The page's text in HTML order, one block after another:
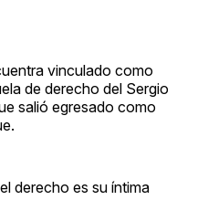
vinculado como
de derecho del Sergio
salió egresado como
derecho es su íntima